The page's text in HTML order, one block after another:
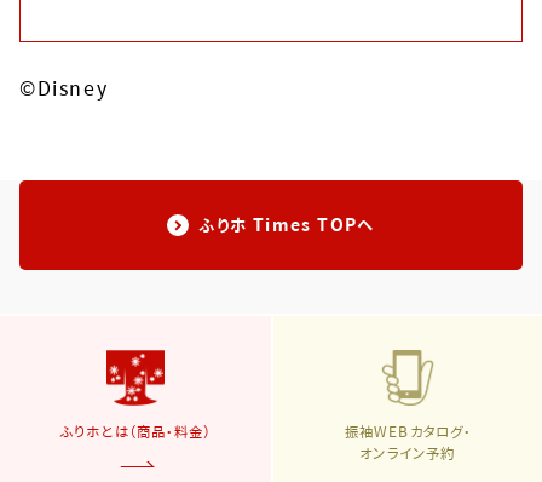
©Disney
ふりホ Times TOPへ
ふりホとは（商品・料金）
振袖WEBカタログ・
オンライン予約